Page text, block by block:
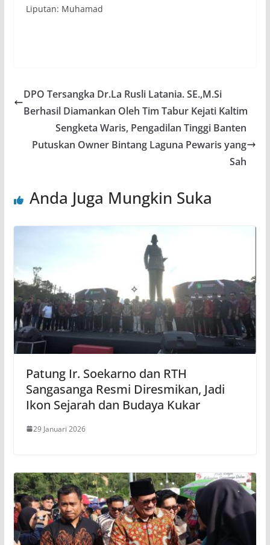
Liputan: Muhamad
DPO Tersangka Dr.La Rusli Latania. SE.,M.Si
Berhasil Diamankan Oleh Tim Tabur Kejati Kaltim
Sengketa Waris, Pengadilan Tinggi Banten
Putuskan Owner Bintang Laguna Pewaris yang
Sah
Anda Juga Mungkin Suka
Patung Ir. Soekarno dan RTH
Sangasanga Resmi Diresmikan, Jadi
Ikon Sejarah dan Budaya Kukar
29 Januari 2026